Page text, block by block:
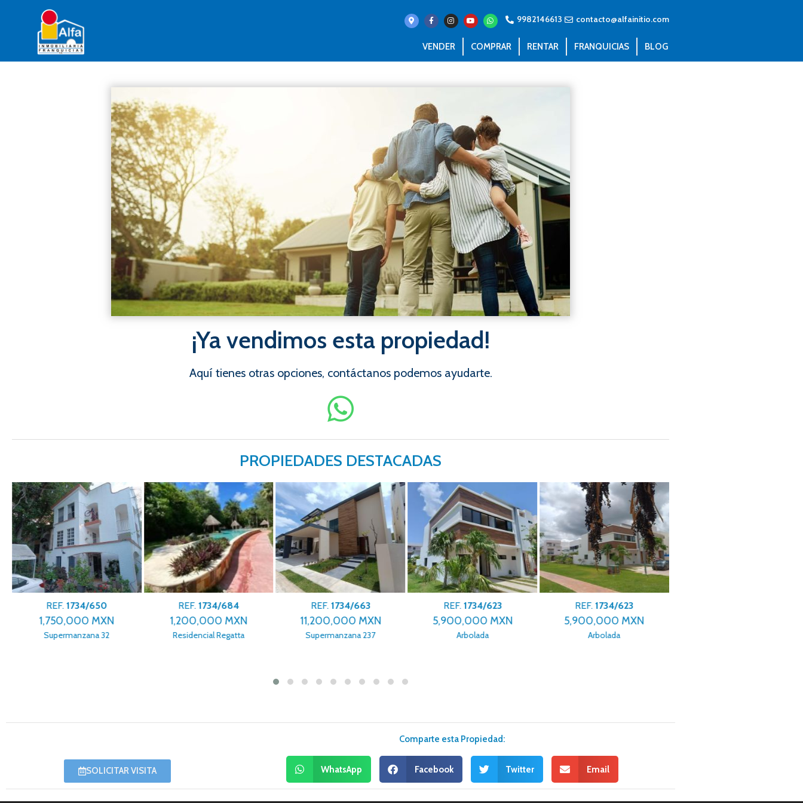
9982146613 contacto@alfainitio.com
VENDER COMPRAR RENTAR FRANQUICIAS BLOG
¡Ya vendimos esta propiedad!
Aquí tienes otras opciones, contáctanos podemos ayudarte.
PROPIEDADES DESTACADAS
REF.1734/650
1,750,000 MXN
Supermanzana 32
REF.1734/684
1,200,000 MXN
Residencial Regatta
REF. 1734/663
11,200,000 MXN
Supermanzana 237
REF. 1734/623
5,900,000 MXN
Arbolada
REF.1734/623
5,900,000 MXN
Arbolada
SOLICITAR VISITA
Comparte esta Propiedad:
WhatsApp Facebook Twitter Email